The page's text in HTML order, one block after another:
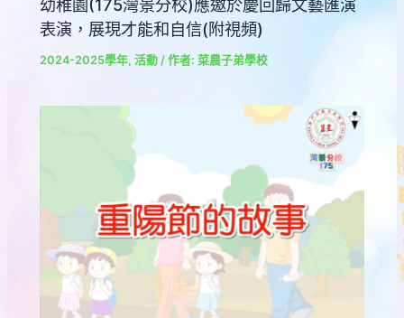
幼稚園(175灣景分校)應邀於慶回歸文藝匯演
表演，展現才能和自信(附視頻)
2024-2025學年,活動 / 作者:菜農子弟學校